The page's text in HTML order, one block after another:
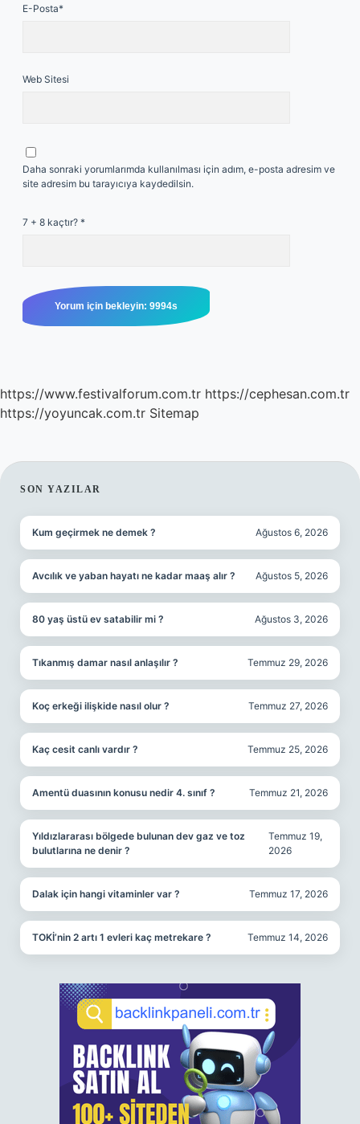
E-Posta*
Web Sitesi
Daha sonraki yorumlarımda kullanılması için adım, e-posta adresim ve
site adresim bu tarayıcıya kaydedilsin.
7 + 8 kaçtır? *
https://www.festivalforum.com.tr https://cephesan.com.tr
https://yoyuncak.com.tr Sitemap
SIDEBAR
SON YAZILAR
Kum geçirmek ne demek ? Ağustos 6, 2026
Avcılık ve yaban hayatı ne kadar maaş alır ? Ağustos 5, 2026
80 yaş üstü ev satabilir mi ? Ağustos 3, 2026
Tıkanmış damar nasıl anlaşılır ? Temmuz 29, 2026
Koç erkeği ilişkide nasıl olur ? Temmuz 27, 2026
Kaç cesit canlı vardır ? Temmuz 25, 2026
Amentü duasının konusu nedir 4. sınıf ? Temmuz 21, 2026
Yıldızlararası bölgede bulunan dev gaz ve toz
bulutlarına ne denir ?
Temmuz 19,
2026
Dalak için hangi vitaminler var ? Temmuz 17, 2026
TOKİ’nin 2 artı 1 evleri kaç metrekare ? Temmuz 14, 2026